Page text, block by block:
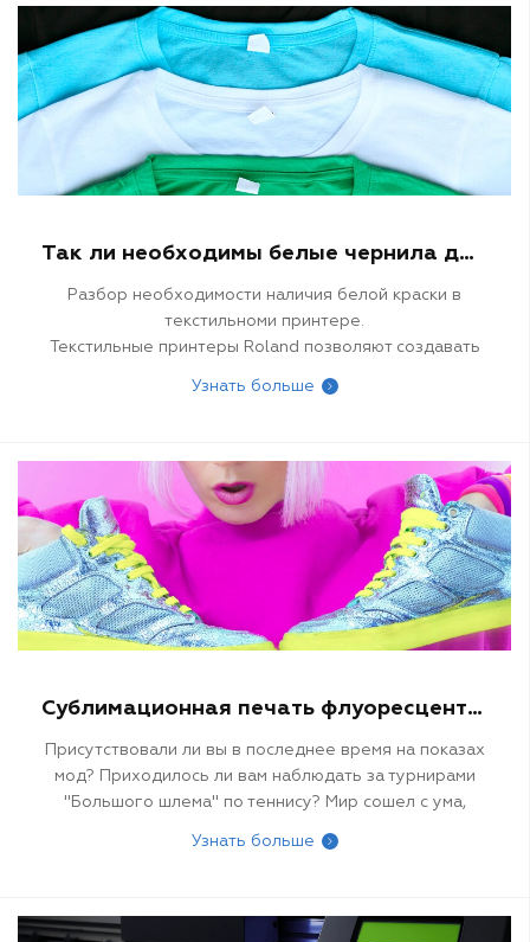
Так ли необходимы белые чернила для текстильного принтера?
Разбор необходимости наличия белой краски в
текстильноми принтере.
Текстильные принтеры Roland позволяют создавать
безграничны: от фотографических изображений до
Узнать больше
Сублимационная печать флуоресцентными чернилами
Присутствовали ли вы в последнее время на показах
мод? Приходилось ли вам наблюдать за турнирами
"Большого шлема" по теннису? Мир сошел с ума,
одежде и других модных направлениях для
Для поставщиков услуг печати, которые
Узнать больше